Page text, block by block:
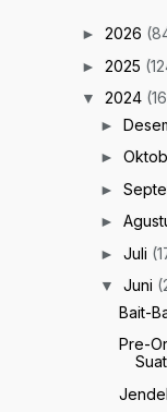
► 2026
► 2025
▼ 2024
►
►
►
►
► Juli
▼ Juni
Bait-
Pre-